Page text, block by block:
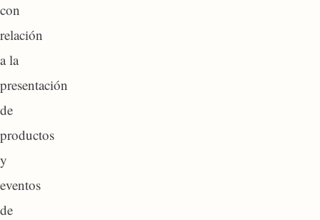
con
relación
a la
presentación
de
productos
y
eventos
de